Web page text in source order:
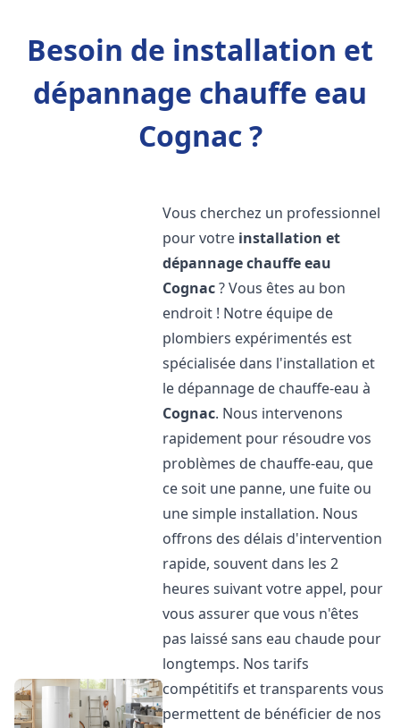
Besoin de installation et
dépannage chauffe eau
Cognac ?
Vous cherchez un professionnel
pour votre installation et
dépannage chauffe eau
Cognac? Vous êtes au bon
endroit ! Notre équipe de
plombiers expérimentés est
spécialisée dans l'installation et
le dépannage de chauffe-eau à
Cognac. Nous intervenons
rapidement pour résoudre vos
problèmes de chauffe-eau, que
ce soit une panne, une fuite ou
une simple installation. Nous
offrons des délais d'intervention
rapide, souvent dans les 2
heures suivant votre appel, pour
vous assurer que vous n'êtes
pas laissé sans eau chaude pour
longtemps. Nos tarifs
compétitifs et transparents vous
permettent de bénéficier de nos